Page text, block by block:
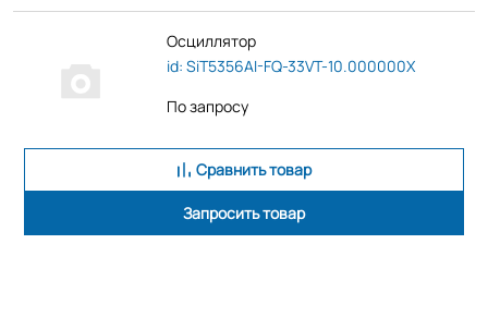
Осциллятор
id: SiT5356AI-FQ-33VT-10.000000X
По запросу
Сравнить товар
Запросить товар